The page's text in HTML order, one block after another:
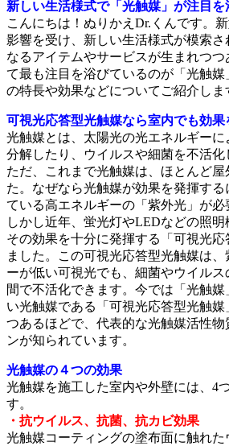
新しい生活様式で「光触媒」が注目を
こんにちは！ぬりかえDr.くんです。
影響を受け、新しい生活様式が模索
なるアイテムやサービスが生まれつ
て最も注目を浴びているのが「光触
の特長や効果などについてご紹介しま
可視光応答型光触媒なら室内でも効果
光触媒とは、太陽光の光エネルギー
分解したり、ウイルスや細菌を不活化
ただ、これまで光触媒は、ほとんど
た。なぜなら光触媒が効果を発揮す
ている高エネルギーの「紫外光」が必
しかし近年、蛍光灯やLEDなどの照
その効果を十分に発揮する「可視光
ました。この可視光応答型光触媒は
ーが低い可視光でも、細菌やウイルス
間で不活化できます。今では「光触
い光触媒である「可視光応答型光触
つあるほどで、代表的な光触媒活性
ンが知られています。
光触媒の４つの効果
光触媒を施工した室内や外壁には、4
す。
・抗ウイルス、抗菌、抗カビ効果
光触媒コーティングの塗布面に触れ